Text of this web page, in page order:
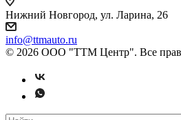
Нижний Новгород, ул. Ларина, 26
info@ttmauto.ru
© 2026 ООО "ТТМ Центр". Все